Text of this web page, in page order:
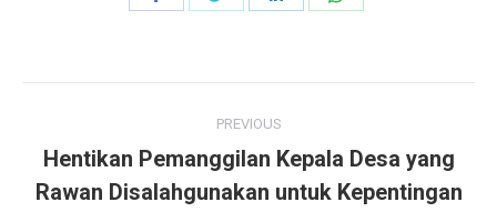
navigation
PREVIOUS
Previous
Hentikan Pemanggilan Kepala Desa yang
Rawan Disalahgunakan untuk Kepentingan